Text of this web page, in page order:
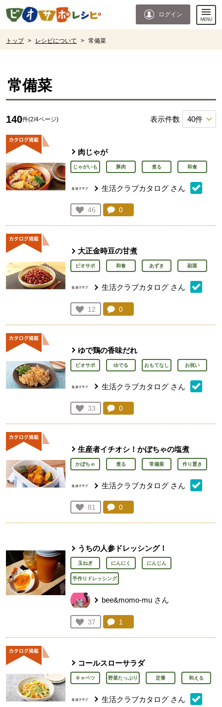
ページの先頭です。
ログイン
トップ > レシピについて > 常備菜
常備菜
140件(2/4ページ) 表示件数
肉じゃが
じゃがいも 豚肉 煮る 和食
生活クラブカタログ さん
お気に入り登録：
46
人が登録
コメント：
0
大正金時豆の甘煮
ビオサポ 和食 あずき 副菜
生活クラブカタログ さん
お気に入り登録：
12
人が登録
コメント：
0
ゆで鶏の香味だれ
ビオサポ ゆでる おもてなし お祝い
生活クラブカタログ さん
お気に入り登録：
33
人が登録
コメント：
0
生産者イチオシ！かぼちゃの塩煮
かぼちゃ 煮る 常備菜 作り置き
生活クラブカタログ さん
お気に入り登録：
81
人が登録
コメント：
0
うちの人参ドレッシング！
玉ねぎ にんにく にんじん
手作りドレッシング
bee&momo-mu さん
お気に入り登録：
37
人が登録
コメント：
1
コールスローサラダ
キャベツ 野菜たっぷり 定番 和える
生活クラブカタログ さん